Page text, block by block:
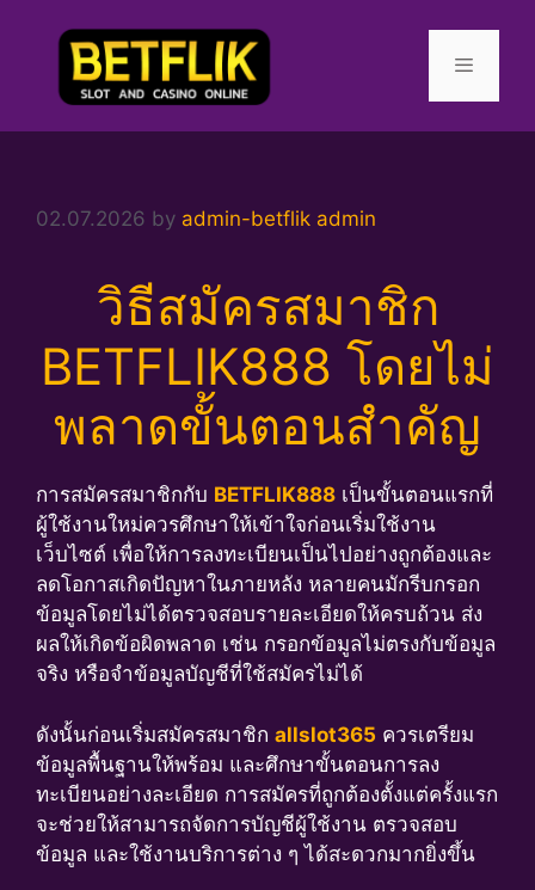
Menu
02.07.2026 by admin-betflik admin
วิธีสมัครสมาชิก
BETFLIK888 โดยไม่
พลาดขั้นตอนสำคัญ
การสมัครสมาชิกกับ BETFLIK888 เป็นขั้นตอนแรกที่
ผู้ใช้งานใหม่ควรศึกษาให้เข้าใจก่อนเริ่มใช้งาน
เว็บไซต์ เพื่อให้การลงทะเบียนเป็นไปอย่างถูกต้องและ
ลดโอกาสเกิดปัญหาในภายหลัง หลายคนมักรีบกรอก
ข้อมูลโดยไม่ได้ตรวจสอบรายละเอียดให้ครบถ้วน ส่ง
ผลให้เกิดข้อผิดพลาด เช่น กรอกข้อมูลไม่ตรงกับข้อมูล
จริง หรือจำข้อมูลบัญชีที่ใช้สมัครไม่ได้
ดังนั้นก่อนเริ่มสมัครสมาชิก allslot365 ควรเตรียม
ข้อมูลพื้นฐานให้พร้อม และศึกษาขั้นตอนการลง
ทะเบียนอย่างละเอียด การสมัครที่ถูกต้องตั้งแต่ครั้งแรก
จะช่วยให้สามารถจัดการบัญชีผู้ใช้งาน ตรวจสอบ
ข้อมูล และใช้งานบริการต่าง ๆ ได้สะดวกมากยิ่งขึ้น